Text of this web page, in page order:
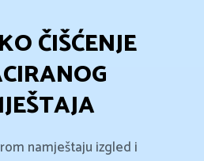
ČIŠĆENJE
namještaju izgled i